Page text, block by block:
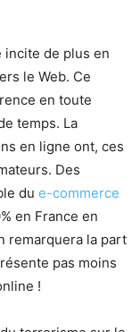
incite de plus en
le Web. Ce
en toute
temps. La
en ligne ont, ces
Des
du e-commerce
en France en
remarquera la part
pas moins
!